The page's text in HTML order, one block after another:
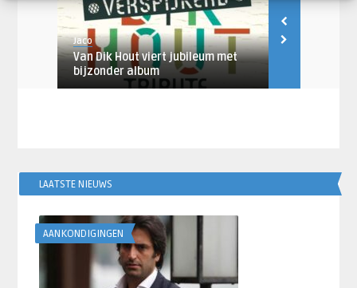
Jaco
Van Dik Hout viert jubileum met
bijzonder album
LAATSTE NIEUWS
AANKONDIGINGEN